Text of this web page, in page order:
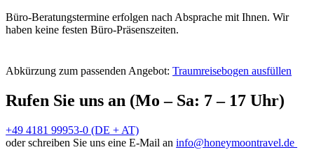
Büro-Beratungstermine erfolgen nach Absprache mit Ihnen. Wir
haben keine festen Büro-Präsenszeiten.
Abkürzung zum passenden Angebot:Traumreisebogen ausfüllen
Rufen Sie uns an (Mo – Sa: 7 – 17 Uhr)
+49 4181 99953-0 (DE + AT)
oder schreiben Sie uns eine E-Mail aninfo@honeymoontravel.de